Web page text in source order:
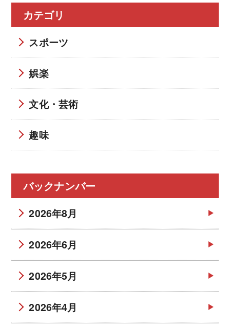
カテゴリ
スポーツ
娯楽
文化・芸術
趣味
バックナンバー
2026年8月
2026年6月
2026年5月
2026年4月